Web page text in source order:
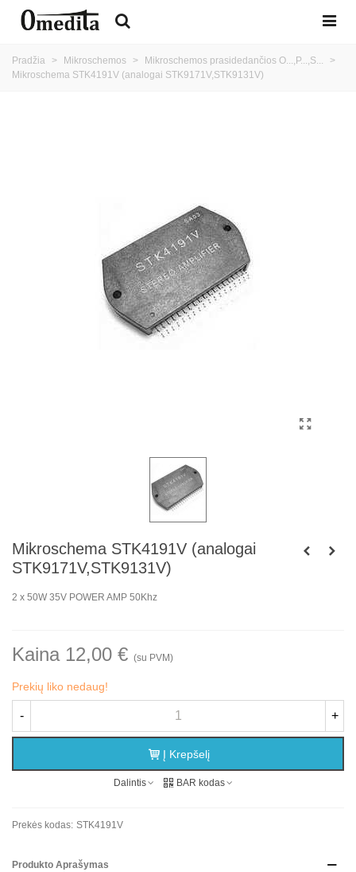
Pradžia > Mikroschemos > Mikroschemos prasidedančios O...,P...,S...
>
Mikroschema STK4191V (analogai STK9171V,STK9131V)
Mikroschema STK4191V (analogai
STK9171V,STK9131V)
2 x 50W 35V POWER AMP 50Khz
Kaina 12,00 € (su PVM)
Prekių liko nedaug!
- +
Į Krepšelį
Dalintis BAR kodas
Prekės kodas: STK4191V
Produkto Aprašymas